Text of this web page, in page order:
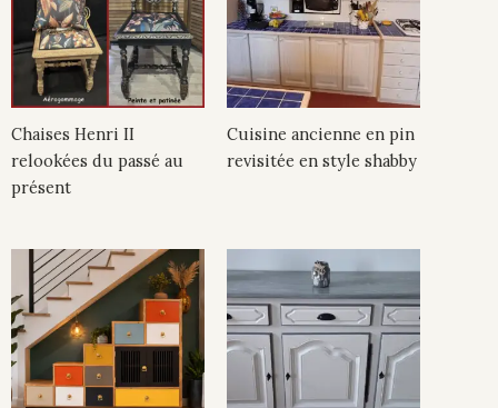
Chaises Henri II
relookées du passé au
présent
Cuisine ancienne en pin
revisitée en style shabby